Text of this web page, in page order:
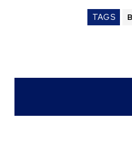
TAGS